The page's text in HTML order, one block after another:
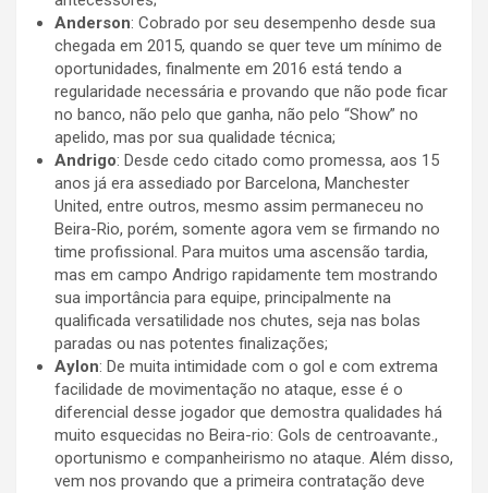
Anderson: Cobrado por seu desempenho desde sua
chegada em 2015, quando se quer teve um mínimo de
oportunidades, finalmente em 2016 está tendo a
regularidade necessária e provando que não pode ficar
no banco, não pelo que ganha, não pelo “Show” no
apelido, mas por sua qualidade técnica;
Andrigo: Desde cedo citado como promessa, aos 15
anos já era assediado por Barcelona, Manchester
United, entre outros, mesmo assim permaneceu no
Beira-Rio, porém, somente agora vem se firmando no
time profissional. Para muitos uma ascensão tardia,
mas em campo Andrigo rapidamente tem mostrando
sua importância para equipe, principalmente na
qualificada versatilidade nos chutes, seja nas bolas
paradas ou nas potentes finalizações;
Aylon: De muita intimidade com o gol e com extrema
facilidade de movimentação no ataque, esse é o
diferencial desse jogador que demostra qualidades há
muito esquecidas no Beira-rio: Gols de centroavante.,
oportunismo e companheirismo no ataque. Além disso,
vem nos provando que a primeira contratação deve